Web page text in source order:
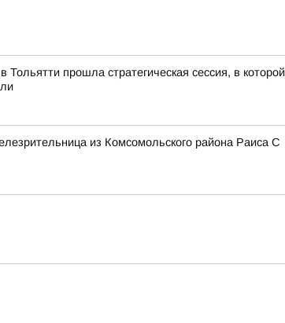
Тольятти прошла стратегическая сессия, в
из Комсомольского района Раиса С